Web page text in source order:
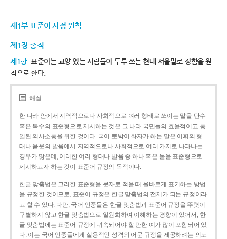
제1부 표준어 사정 원칙
제1장 총칙
제1항 표준어는 교양 있는 사람들이 두루 쓰는 현대 서울말로 정함을 원
칙으로 한다.
해설
한 나라 안에서 지역적으로나 사회적으로 여러 형태로 쓰이는 말을 단수
혹은 복수의 표준형으로 제시하는 것은 그 나라 국민들의 효율적이고 통
일된 의사소통을 위한 것이다. 국어 토박이 화자가 하는 말은 어휘의 형
태나 음운의 발음에서 지역적으로나 사회적으로 여러 가지로 나타나는
경우가 많은데, 이러한 여러 형태나 발음 중 하나 혹은 둘을 표준형으로
제시하고자 하는 것이 표준어 규정의 목적이다.
한글 맞춤법은 그러한 표준형을 문자로 적을 때 올바르게 표기하는 방법
을 규정한 것이므로, 표준어 규정은 한글 맞춤법의 전제가 되는 규정이라
고 할 수 있다. 다만, 국어 언중들은 한글 맞춤법과 표준어 규정을 뚜렷이
구별하지 않고 한글 맞춤법으로 일원화하여 이해하는 경향이 있어서, 한
글 맞춤법에는 표준어 규정에 귀속되어야 할 만한 예가 많이 포함되어 있
다. 이는 국어 언중들에게 실용적인 성격의 어문 규정을 제공하려는 의도